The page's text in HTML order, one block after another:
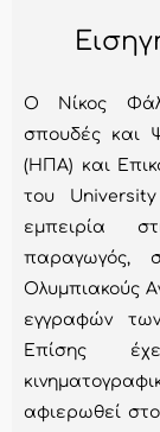
Ο Νίκος
σπουδές και
(ΗΠΑ) και
του
εμπειρία
παραγωγός,
Ολυμπιακούς
εγγραφών
Επίσης
αφιερωθεί